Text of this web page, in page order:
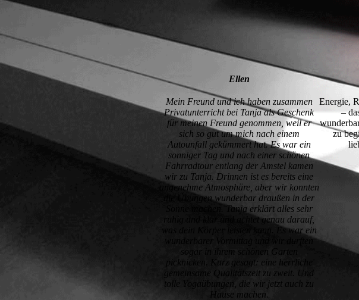
Ellen
Mein Freund und ich haben zusammen
Privatunterricht bei Tanja als Geschenk
für meinen Freund genommen, weil er
sich so gut um mich nach einem
Autounfall gekümmert hat. Es war ein
sonniger Tag und nach einer schönen
Fahrradtour entlang der Amstel kamen
wir zu Tanja. Drinnen ist es bereits eine
angenehme Atmosphäre, aber wir konnten
die Übungen wunderbar draußen in der
Sonne machen. Tanja erklärt alles sehr
ruhig und klar und achtet genau darauf,
was dein Körper leisten kann. Es war ein
wunderbarer Vormittag und wir durften
sogar in ihrem schönen Garten
picknicken. Kurz gesagt: eine herrliche
gemeinsame Qualitätszeit zu zweit. Und
tolle Yogaübungen, die wir jetzt auch zu
Hause machen.
Energie,
–
zu